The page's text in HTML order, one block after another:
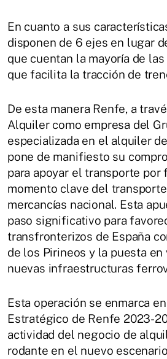
En cuanto a sus
disponen de 6 ejes en lugar
que cuentan la mayoría de
que facilita la tracción de
De esta manera Renfe, a
Alquiler como empresa del
especializada en el alquiler
pone de manifiesto su
para apoyar el transporte por
momento clave del
mercancías nacional. Esta
paso significativo para
transfronterizos de España
de los Pirineos y la puesta en
nuevas infraestructuras
Esta operación se enmarca
Estratégico de Renfe 2023-
actividad del negocio de
rodante en el nuevo